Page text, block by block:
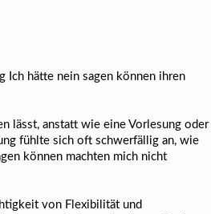
Ich hätte nein sagen können ihren
lässt, anstatt wie eine Vorlesung oder
fühlte sich oft schwerfällig an, wie
können machten mich nicht
von Flexibilität und